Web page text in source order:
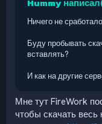
Ничего не
Буду пробывать
вставлять?
И как на другие
Мне тут FireWork
чтобы скачать весь